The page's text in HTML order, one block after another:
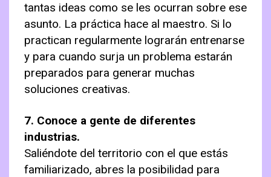
tantas ideas como se les ocurran sobre ese
asunto. La práctica hace al maestro. Si lo
practican regularmente lograrán entrenarse
y para cuando surja un problema estarán
preparados para generar muchas
soluciones creativas.
7. Conoce a gente de diferentes
industrias.
Saliéndote del territorio con el que estás
familiarizado, abres la posibilidad para